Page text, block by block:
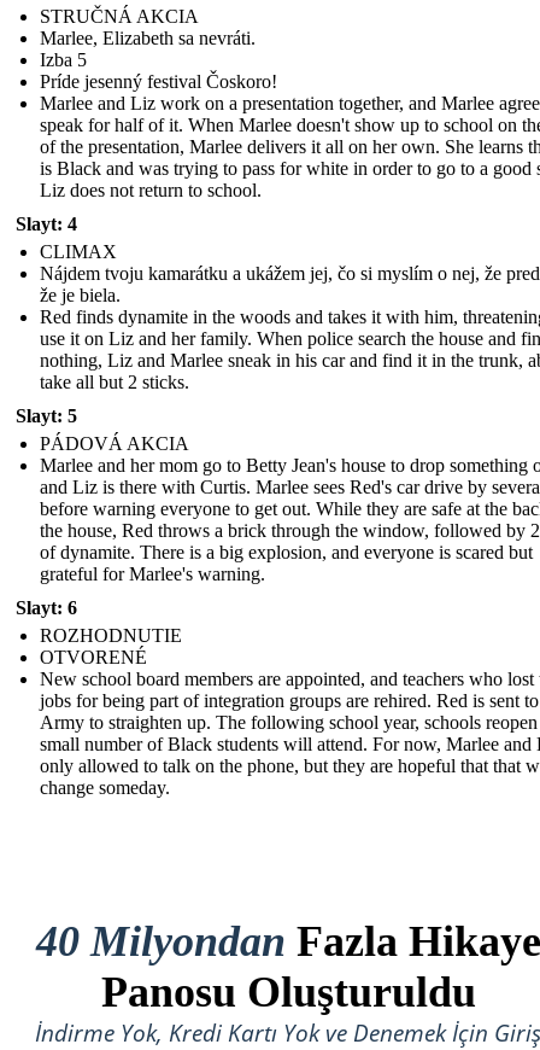
STRUČNÁ AKCIA
Marlee, Elizabeth sa nevráti.
Izba 5
Príde jesenný festival Čoskoro!
Marlee and Liz work on a presentation together, and Marlee
speak for half of it. When Marlee doesn't show up to school on
of the presentation, Marlee delivers it all on her own. She learns
is Black and was trying to pass for white in order to go to a good
Liz does not return to school.
Slayt: 4
CLIMAX
Nájdem tvoju kamarátku a ukážem jej, čo si myslím o nej, že
že je biela.
Red finds dynamite in the woods and takes it with him,
use it on Liz and her family. When police search the house and
nothing, Liz and Marlee sneak in his car and find it in the trunk,
take all but 2 sticks.
Slayt: 5
PÁDOVÁ AKCIA
Marlee and her mom go to Betty Jean's house to drop something
and Liz is there with Curtis. Marlee sees Red's car drive by
before warning everyone to get out. While they are safe at the
the house, Red throws a brick through the window, followed by
of dynamite. There is a big explosion, and everyone is scared but
grateful for Marlee's warning.
Slayt: 6
ROZHODNUTIE
OTVORENÉ
New school board members are appointed, and teachers who lost
jobs for being part of integration groups are rehired. Red is sent
Army to straighten up. The following school year, schools reopen
small number of Black students will attend. For now, Marlee and
only allowed to talk on the phone, but they are hopeful that that
change someday.
40 Milyondan Fazla Hikaye
Panosu Oluşturuldu
İndirme Yok, Kredi Kartı Yok ve Denemek İçin Giriş